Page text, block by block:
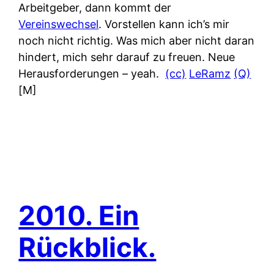
Arbeitgeber, dann kommt der
Vereinswechsel. Vorstellen kann ich’s mir
noch nicht richtig. Was mich aber nicht daran
hindert, mich sehr darauf zu freuen. Neue
Herausforderungen – yeah.
(cc) LeRamz (Q)
[M]
2010. Ein
Rückblick.